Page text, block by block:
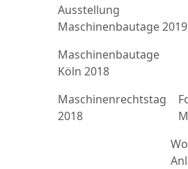
Ausstellung
Maschinenbautage 2019
Maschinenbautage
Köln 2018
Maschinenrechtstag
2018